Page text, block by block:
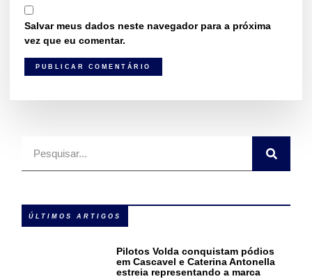
Salvar meus dados neste navegador para a próxima
vez que eu comentar.
ÚLTIMOS ARTIGOS
Pilotos Volda conquistam pódios
em Cascavel e Caterina Antonella
estreia representando a marca